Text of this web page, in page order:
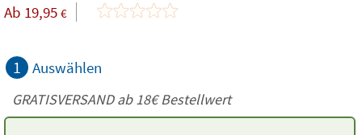
Ab 19,95 €
1 Auswählen
GRATISVERSAND ab18€Bestellwert